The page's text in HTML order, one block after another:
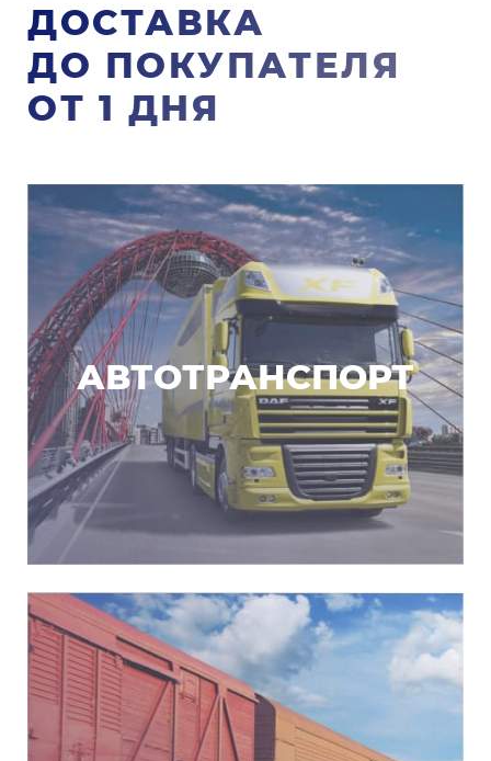
ДОСТАВКА
ДО ПОКУПАТЕЛЯ
ОТ 1 ДНЯ
АВТОТРАНСПОРТ